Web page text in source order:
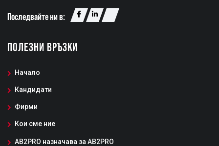
Последвайте ни в:
ПОЛЕЗНИ ВРЪЗКИ
Начало
Кандидати
Фирми
Кои сме ние
AB2PRO назначава за AB2PRO